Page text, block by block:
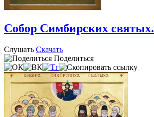
Собор Симбирских святых.
Слушать Скачать
Поделиться